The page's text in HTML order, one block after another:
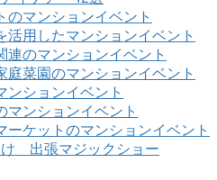
のマンションイベント
活用したマンションイベント
連のマンションイベント
庭菜園のマンションイベント
ンションイベント
マンションイベント
ーケットのマンションイベント
け 出張マジックショー